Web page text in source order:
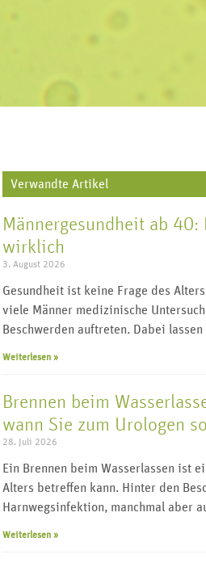
Verwandte Artikel
Männergesundheit ab
wirklich
3. August 2026
Gesundheit ist keine Frage des
viele Männer medizinische
Beschwerden auftreten. Dabei lassen
Weiterlesen »
Brennen beim
wann Sie zum Urologen
28. Juli 2026
Ein Brennen beim Wasserlassen ist
Alters betreffen kann. Hinter den
Harnwegsinfektion, manchmal aber
Weiterlesen »